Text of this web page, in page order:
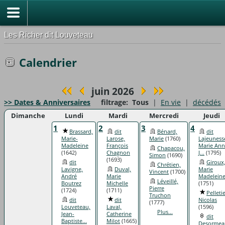
Les Richer dit Louveteau
Calendrier
juin 2026
>> Dates & Anniversaires filtrage: Tous | En vie | décédés
Dimanche Lundi Mardi Mercredi Jeudi
1
Brassard,
Marie-
Madeleine
(1642)
dit
Lavigne,
André
Boutrez
(1724)
dit
Louveteau,
Jean-
Baptiste...
2
dit
Larose,
François
Chagnon
(1693)
Duval,
Marie
Michelle
(1711)
dit
Laval,
Catherine
Milot (1665)
3
Bénard,
Marie (1760)
Chapacou,
Simon (1690)
Chrétien,
Vincent (1700)
Léveillé,
Pierre
Truchon
(1777)
Plus...
4
dit
Marie
J... (1795)
Giroux,
Marie
Madeleine
(1751)
Nicolas
(1596)
dit